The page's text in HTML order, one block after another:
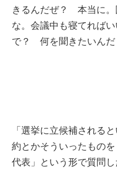
きるんだぜ？ 本当に。
な。会議中も寝てれば
で？ 何を聞きたいん
「選挙に立候補される
約とかそういったもの
代表」という形で質問し